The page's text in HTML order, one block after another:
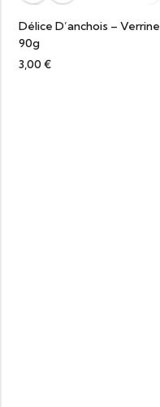
Délice D’anchois – Verrine
90g
3,00 €